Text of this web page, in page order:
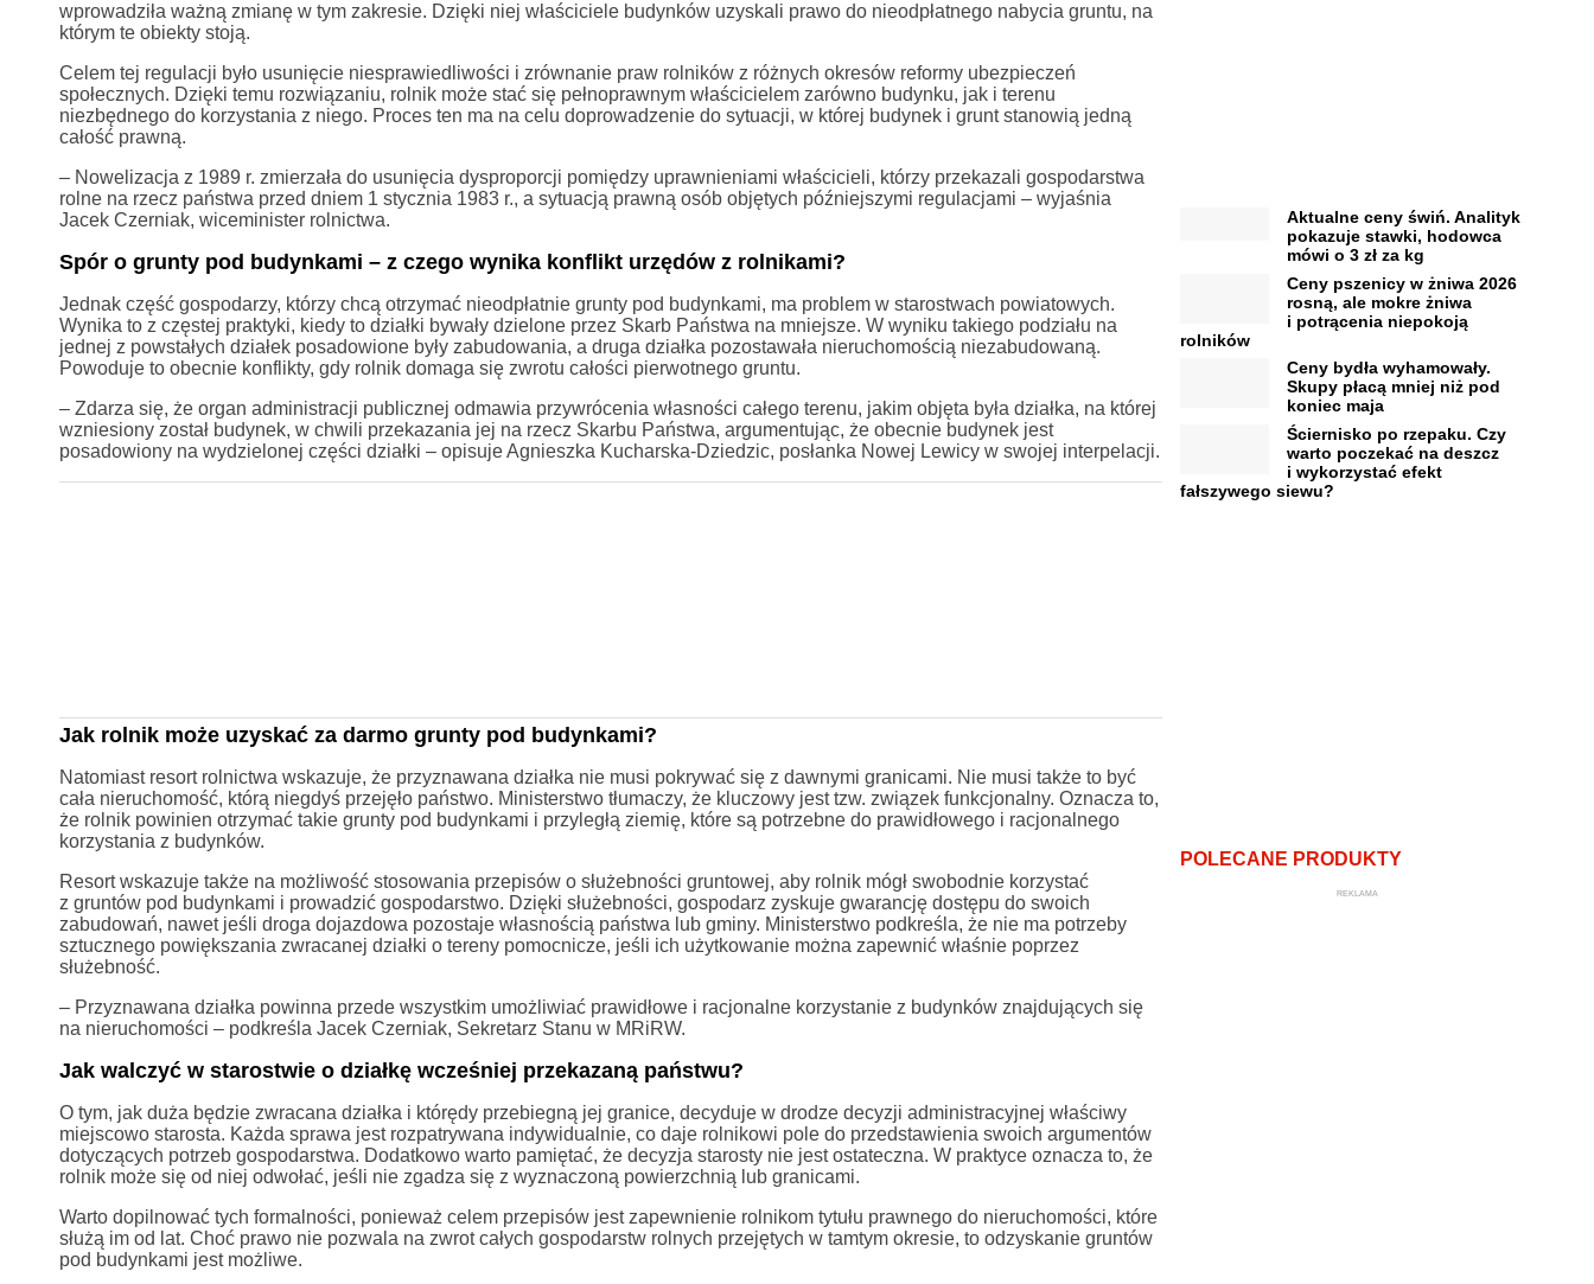
wprowadziła ważną zmianę w tym zakresie. Dzięki niej właściciele budynków uzyskali prawo do nieodpłatnego nabycia gruntu, na
którym te obiekty stoją.
Celem tej regulacji było usunięcie niesprawiedliwości i zrównanie praw rolników z różnych okresów reformy ubezpieczeń
społecznych. Dzięki temu rozwiązaniu, rolnik może stać się pełnoprawnym właścicielem zarówno budynku, jak i terenu
niezbędnego do korzystania z niego. Proces ten ma na celu doprowadzenie do sytuacji, w której budynek i grunt stanowią jedną
całość prawną.
– Nowelizacja z 1989 r. zmierzała do usunięcia dysproporcji pomiędzy uprawnieniami właścicieli, którzy przekazali gospodarstwa
rolne na rzecz państwa przed dniem 1 stycznia 1983 r., a sytuacją prawną osób objętych późniejszymi regulacjami – wyjaśnia
Jacek Czerniak, wiceminister rolnictwa.
Spór o grunty pod budynkami – z czego wynika konflikt urzędów z rolnikami?
Jednak część gospodarzy, którzy chcą otrzymać nieodpłatnie grunty pod budynkami, ma problem w starostwach powiatowych.
Wynika to z częstej praktyki, kiedy to działki bywały dzielone przez Skarb Państwa na mniejsze. W wyniku takiego podziału na
jednej z powstałych działek posadowione były zabudowania, a druga działka pozostawała nieruchomością niezabudowaną.
Powoduje to obecnie konflikty, gdy rolnik domaga się zwrotu całości pierwotnego gruntu.
– Zdarza się, że organ administracji publicznej odmawia przywrócenia własności całego terenu, jakim objęta była działka, na której
wzniesiony został budynek, w chwili przekazania jej na rzecz Skarbu Państwa, argumentując, że obecnie budynek jest
posadowiony na wydzielonej części działki – opisuje Agnieszka Kucharska-Dziedzic, posłanka Nowej Lewicy w swojej interpelacji.
Jak rolnik może uzyskać za darmo grunty pod budynkami?
Natomiast resort rolnictwa wskazuje, że przyznawana działka nie musi pokrywać się z dawnymi granicami. Nie musi także to być
cała nieruchomość, którą niegdyś przejęło państwo. Ministerstwo tłumaczy, że kluczowy jest tzw. związek funkcjonalny. Oznacza to,
że rolnik powinien otrzymać takie grunty pod budynkami i przyległą ziemię, które są potrzebne do prawidłowego i racjonalnego
korzystania z budynków.
Resort wskazuje także na możliwość stosowania przepisów o służebności gruntowej, aby rolnik mógł swobodnie korzystać
z gruntów pod budynkami i prowadzić gospodarstwo. Dzięki służebności, gospodarz zyskuje gwarancję dostępu do swoich
zabudowań, nawet jeśli droga dojazdowa pozostaje własnością państwa lub gminy. Ministerstwo podkreśla, że nie ma potrzeby
sztucznego powiększania zwracanej działki o tereny pomocnicze, jeśli ich użytkowanie można zapewnić właśnie poprzez
służebność.
– Przyznawana działka powinna przede wszystkim umożliwiać prawidłowe i racjonalne korzystanie z budynków znajdujących się
na nieruchomości – podkreśla Jacek Czerniak, Sekretarz Stanu w MRiRW.
Jak walczyć w starostwie o działkę wcześniej przekazaną państwu?
O tym, jak duża będzie zwracana działka i którędy przebiegną jej granice, decyduje w drodze decyzji administracyjnej właściwy
miejscowo starosta. Każda sprawa jest rozpatrywana indywidualnie, co daje rolnikowi pole do przedstawienia swoich argumentów
dotyczących potrzeb gospodarstwa. Dodatkowo warto pamiętać, że decyzja starosty nie jest ostateczna. W praktyce oznacza to, że
rolnik może się od niej odwołać, jeśli nie zgadza się z wyznaczoną powierzchnią lub granicami.
Warto dopilnować tych formalności, ponieważ celem przepisów jest zapewnienie rolnikom tytułu prawnego do nieruchomości, które
służą im od lat. Choć prawo nie pozwala na zwrot całych gospodarstw rolnych przejętych w tamtym okresie, to odzyskanie gruntów
pod budynkami jest możliwe.
Aktualne ceny świń. Analityk
pokazuje stawki, hodowca
mówi o 3 zł za kg
Ceny pszenicy w żniwa 2026
rosną, ale mokre żniwa
i potrącenia niepokoją
rolników
Ceny bydła wyhamowały.
Skupy płacą mniej niż pod
koniec maja
Ściernisko po rzepaku. Czy
warto poczekać na deszcz
i wykorzystać efekt
fałszywego siewu?
POLECANE PRODUKTY
REKLAMA